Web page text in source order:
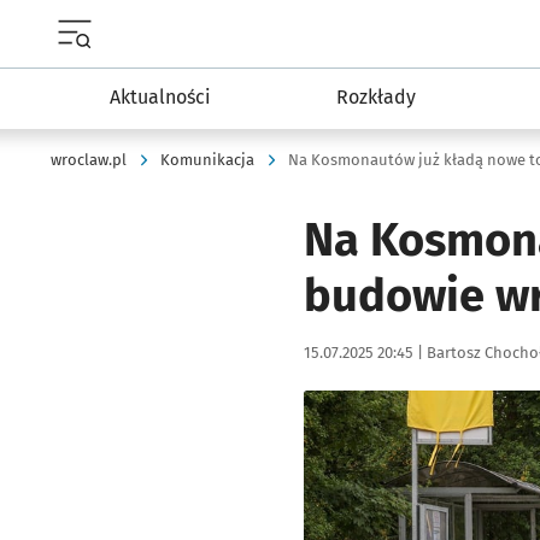
Aktualności Rozkłady
wroclaw.pl Komunikacja Na Kosmonautów już kładą nowe
Na
budowie
Data publikacji:
15.07.2025 20:45 | Autor:
Bartosz
Kliknij, aby zobaczyć